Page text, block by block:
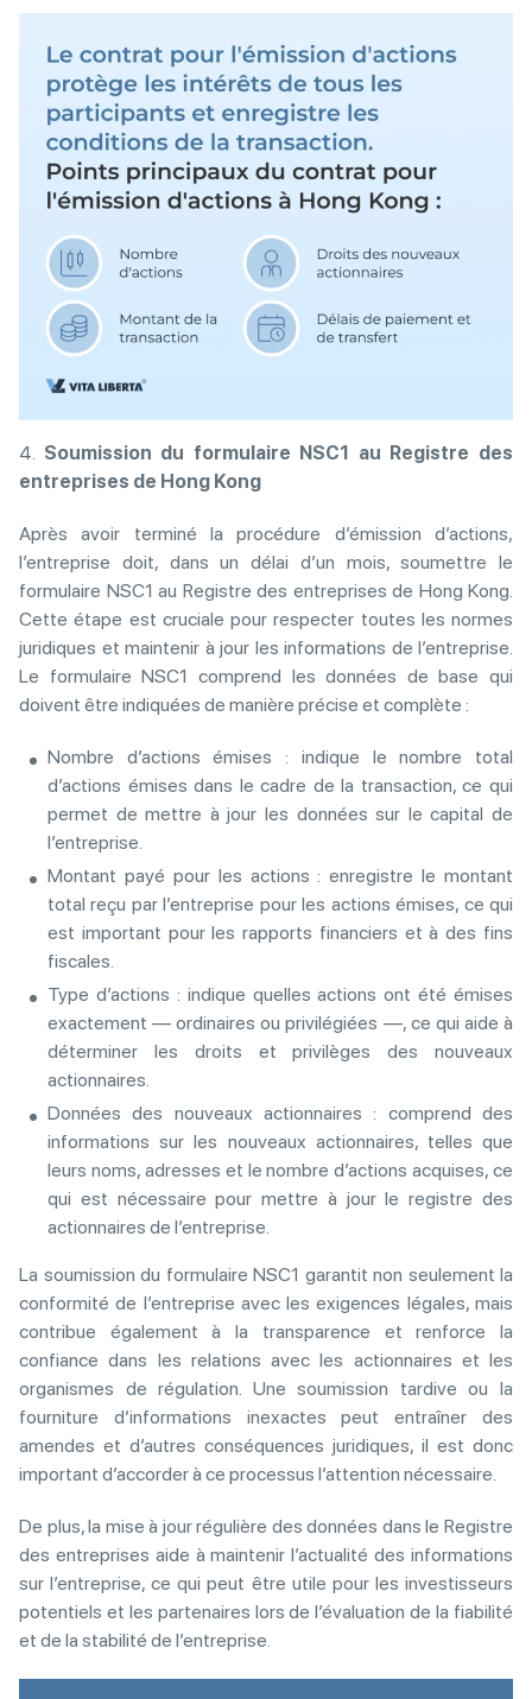
4. Soumission du formulaire NSC1 au Registre des
entreprises de Hong Kong
Après avoir terminé la procédure d’émission d’actions,
l’entreprise doit, dans un délai d’un mois, soumettre le
formulaire NSC1 au Registre des entreprises de Hong Kong.
Cette étape est cruciale pour respecter toutes les normes
juridiques et maintenir à jour les informations de l’entreprise.
Le formulaire NSC1 comprend les données de base qui
doivent être indiquées de manière précise et complète :
Nombre d’actions émises : indique le nombre total
d’actions émises dans le cadre de la transaction, ce qui
permet de mettre à jour les données sur le capital de
l’entreprise.
Montant payé pour les actions : enregistre le montant
total reçu par l’entreprise pour les actions émises, ce qui
est important pour les rapports financiers et à des fins
fiscales.
Type d’actions : indique quelles actions ont été émises
exactement — ordinaires ou privilégiées —, ce qui aide à
déterminer les droits et privilèges des nouveaux
actionnaires.
Données des nouveaux actionnaires : comprend des
informations sur les nouveaux actionnaires, telles que
leurs noms, adresses et le nombre d’actions acquises, ce
qui est nécessaire pour mettre à jour le registre des
actionnaires de l’entreprise.
La soumission du formulaire NSC1 garantit non seulement la
conformité de l’entreprise avec les exigences légales, mais
contribue également à la transparence et renforce la
confiance dans les relations avec les actionnaires et les
organismes de régulation. Une soumission tardive ou la
fourniture d’informations inexactes peut entraîner des
amendes et d’autres conséquences juridiques, il est donc
important d’accorder à ce processus l’attention nécessaire.
De plus, la mise à jour régulière des données dans le Registre
des entreprises aide à maintenir l’actualité des informations
sur l’entreprise, ce qui peut être utile pour les investisseurs
potentiels et les partenaires lors de l’évaluation de la fiabilité
et de la stabilité de l’entreprise.